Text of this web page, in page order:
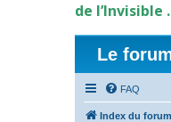
de l’Invisible .